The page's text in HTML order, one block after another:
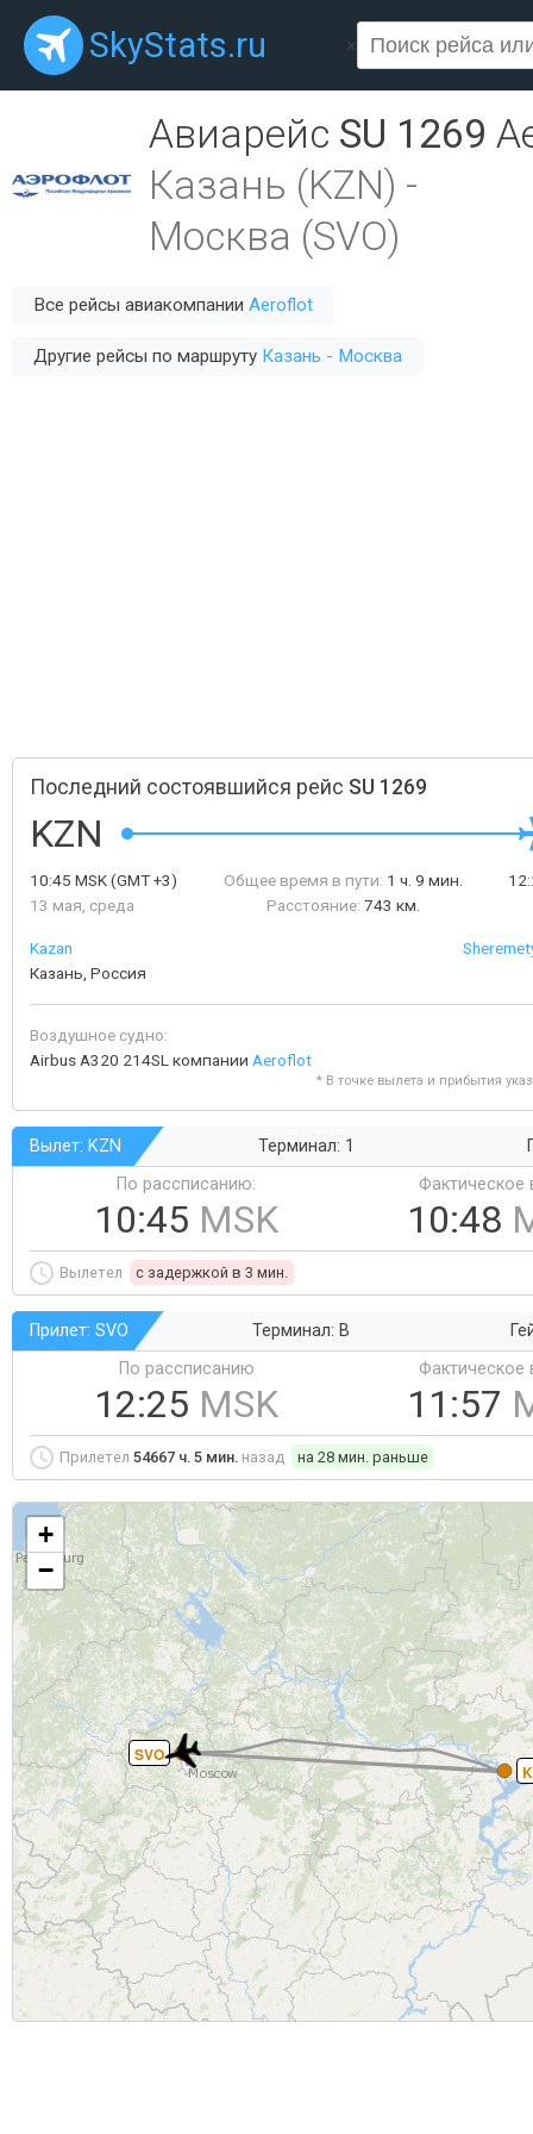
SkyStats.ru ×
Авиарейс SU 1269
Казань (KZN) -
Москва (SVO)
Все рейсы авиакомпании Aeroflot
Другие рейсы по маршруту Казань - Москва
Последний состоявшийся рейс SU 1269
KZN
10:45 MSK(GMT +3)
13 мая, среда
Общее время в пути: 1 ч. 9 мин.
Расстояние: 743 км.
Kazan
Казань, Россия
Воздушное судно:
Airbus A320 214SL компании Aeroflot
* В точке вылета и прибытия
Вылет: KZN Терминал: 1
По рассписанию:
10:45 MSK
Фактическое
10:48
Вылетел c задержкой в 3 мин.
Прилет: SVO Терминал: B
По рассписанию
12:25 MSK
Фактическое
11:57
Прилетел 54667 ч. 5 мин. назад на 28 мин. раньше
SVO
+
−